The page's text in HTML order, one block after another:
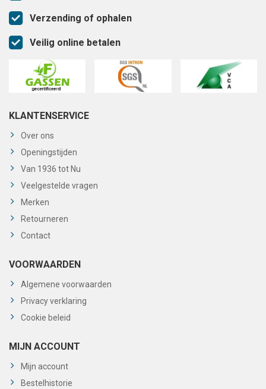
Verzending of ophalen
Veilig online betalen
KLANTENSERVICE
Over ons
Openingstijden
Van 1936 tot Nu
Veelgestelde vragen
Merken
Retourneren
Contact
VOORWAARDEN
Algemene voorwaarden
Privacy verklaring
Cookie beleid
MIJN ACCOUNT
Mijn account
Bestelhistorie